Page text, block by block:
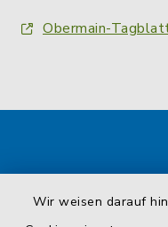
Wir weisen darauf
Obermain-